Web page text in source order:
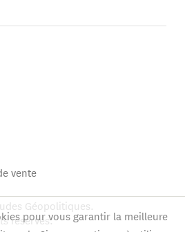
vente
Géopolitiques.
réservés.
pour vous garantir la meilleure